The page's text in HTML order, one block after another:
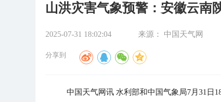
山洪灾害气象预警：安徽云南
2025-07-31 18:02:04 来源： 中国天气网
分享到
中国天气网讯 水利部和中国气象局7月31日